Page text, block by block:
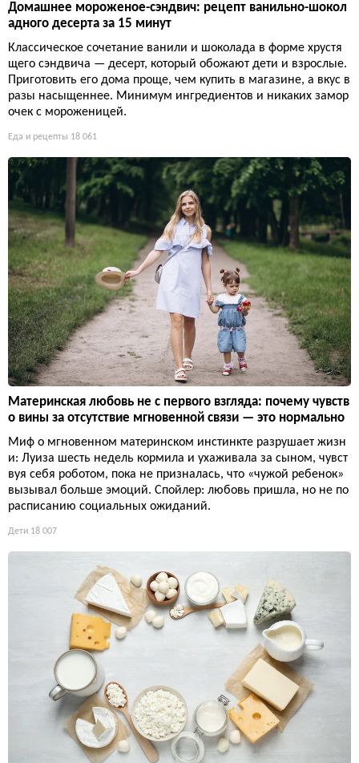
Домашнее мороженое-сэндвич: рецепт ванильно-шокол
адного десерта за 15 минут
Классическое сочетание ванили и шоколада в форме хрустя
щего сэндвича — десерт, который обожают дети и взрослые.
Приготовить его дома проще, чем купить в магазине, а вкус в
разы насыщеннее. Минимум ингредиентов и никаких замор
очек с мороженицей.
Еда и рецепты 18 061
Материнская любовь не с первого взгляда: почему чувств
о вины за отсутствие мгновенной связи — это нормально
Миф о мгновенном материнском инстинкте разрушает жизн
и: Луиза шесть недель кормила и ухаживала за сыном, чувст
вуя себя роботом, пока не призналась, что «чужой ребенок»
вызывал больше эмоций. Спойлер: любовь пришла, но не по
расписанию социальных ожиданий.
Дети 18 007